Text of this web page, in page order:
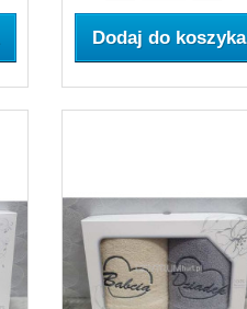
Dodaj do koszyka